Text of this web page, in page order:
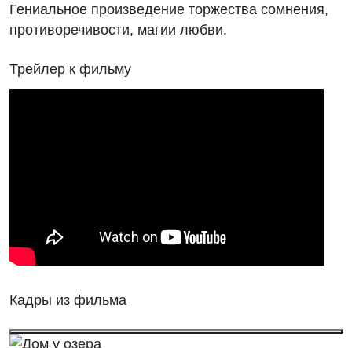
Гениальное произведение торжества сомнения,
противоречивости, магии любви.
Трейлер к фильму
Кадры из фильма